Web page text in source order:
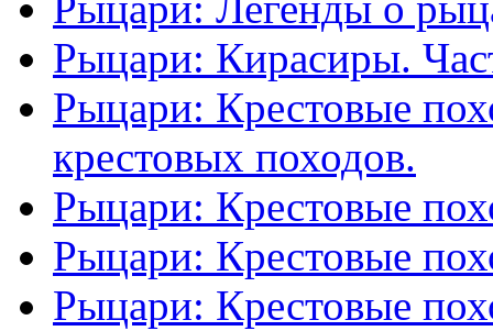
Рыцари: Кирасиры.
Рыцари: Крестовые
крестовых походов.
Рыцари: Крестовые
Рыцари: Крестовые
Рыцари: Крестовые